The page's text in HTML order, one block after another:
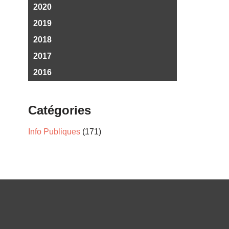
2020
2019
2018
2017
2016
Catégories
Info Publiques (171)